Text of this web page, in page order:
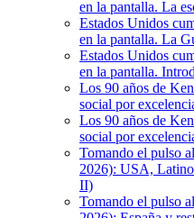
en la pantalla. La
Estados Unidos
en la pantalla. La
Estados Unidos
en la pantalla.
Los 90 años de
social por
Los 90 años de
social por
Tomando el pulso
2026): USA,
II)
Tomando el pulso